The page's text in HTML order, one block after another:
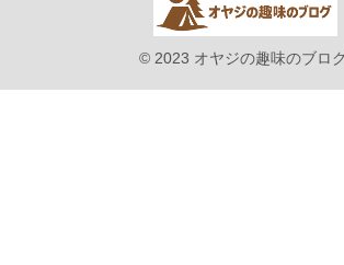
© 2023 オヤジの趣味のブロ